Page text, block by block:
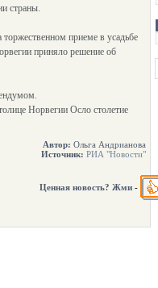
страны.
приеме в усадьбе
приняло решение об
Норвегии Осло столетие
Автор: Ольга Андрианова
Источник: РИА "Новости"
Ценная новость? Жми -